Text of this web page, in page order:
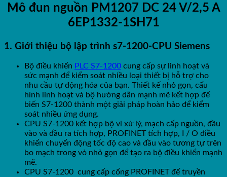
Mô đun nguồn PM1207 DC 24 V/2,5 A
6EP1332-1SH71
1. Giới thiệu bộ lập trình s7-1200-CPU Siemens
Bộ điều khiển PLC S7-1200 cung cấp sự linh hoạt và
sức mạnh để kiểm soát nhiều loại thiết bị hỗ trợ cho
nhu cầu tự động hóa của bạn. Thiết kế nhỏ gọn, cấu
hình linh hoạt và bộ hướng dẫn mạnh mẽ kết hợp để
biến S7-1200 thành một giải pháp hoàn hảo để kiểm
soát nhiều ứng dụng.
CPU S7-1200 kết hợp bộ vi xử lý, mạch cấp nguồn, đầu
vào và đầu ra tích hợp, PROFINET tích hợp, I / O điều
khiển chuyển động tốc độ cao và đầu vào tương tự trên
bo mạch trong vỏ nhỏ gọn để tạo ra bộ điều khiển mạnh
mẽ.
CPU S7-1200 cung cấp cổng PROFINET để truyền